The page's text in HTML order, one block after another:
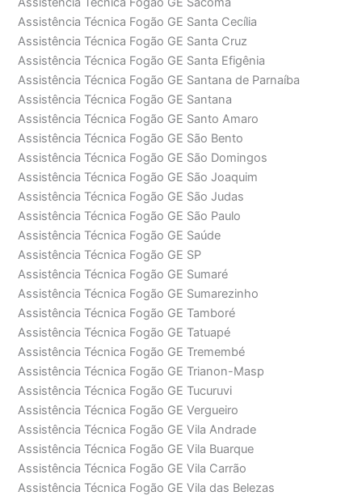
Assistência Técnica Fogão GE Santa Cecília
Assistência Técnica Fogão GE Santa Cruz
Assistência Técnica Fogão GE Santa Efigênia
Assistência Técnica Fogão GE Santana de Parnaíba
Assistência Técnica Fogão GE Santana
Assistência Técnica Fogão GE Santo Amaro
Assistência Técnica Fogão GE São Bento
Assistência Técnica Fogão GE São Domingos
Assistência Técnica Fogão GE São Joaquim
Assistência Técnica Fogão GE São Judas
Assistência Técnica Fogão GE São Paulo
Assistência Técnica Fogão GE Saúde
Assistência Técnica Fogão GE SP
Assistência Técnica Fogão GE Sumaré
Assistência Técnica Fogão GE Sumarezinho
Assistência Técnica Fogão GE Tamboré
Assistência Técnica Fogão GE Tatuapé
Assistência Técnica Fogão GE Tremembé
Assistência Técnica Fogão GE Trianon-Masp
Assistência Técnica Fogão GE Tucuruvi
Assistência Técnica Fogão GE Vergueiro
Assistência Técnica Fogão GE Vila Andrade
Assistência Técnica Fogão GE Vila Buarque
Assistência Técnica Fogão GE Vila Carrão
Assistência Técnica Fogão GE Vila das Belezas